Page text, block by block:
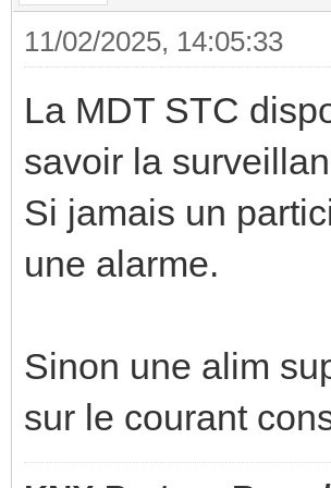
11/02/2025, 14:05:33
La MDT STC
savoir la
Si jamais un
une alarme.
Sinon une alim
sur le courant